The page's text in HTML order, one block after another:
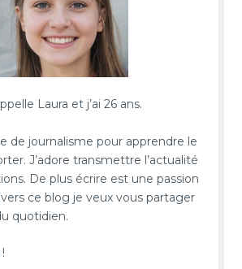
Laura et j’ai 26 ans.
de journalisme pour apprendre le
J’adore transmettre l’actualité
De plus écrire est une passion
ce blog je veux vous partager
quotidien.